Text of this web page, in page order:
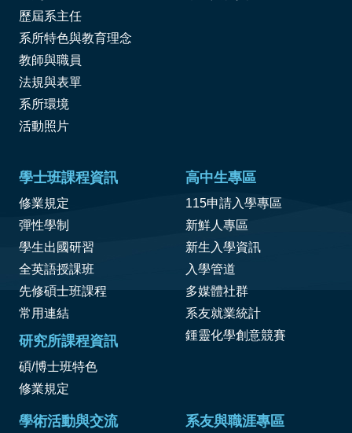
歷屆系主任
系所特色與教育理念
教師與職員
法規與表單
系所環境
活動照片
學士班課程資訊
修業規定
彈性學制
學生出國研習
全英語授課班
先修碩士班課程
常用連結
研究所課程資訊
碩/博士班特色
修業規定
高中生專區
115申請入學專區
新鮮人專區
新生入學資訊
入學管道
多媒體社群
系友就業統計
鍾靈化學創意競賽
學術活動與交流 系友與職涯專區